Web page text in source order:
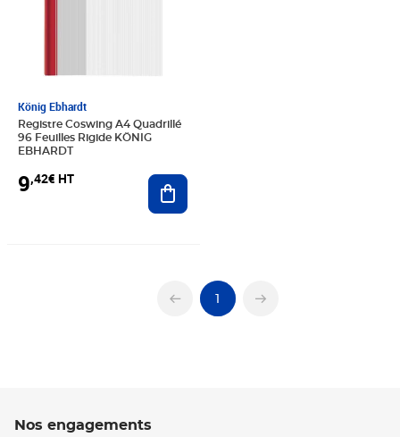
König Ebhardt
Registre Coswing A4 Quadrillé
96 Feuilles Rigide KÖNIG
EBHARDT
9,42€ HT Ajouter au panier
1
Nos engagements